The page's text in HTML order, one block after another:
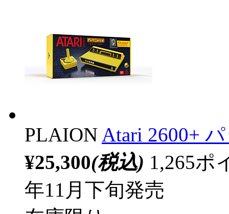
PLAION Atari 2600+
¥25,300(税込) 1,265ポ
年11月下旬発売